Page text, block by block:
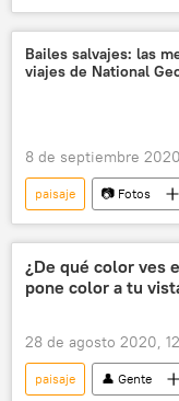
Uruguay
ceguera
Bailes salvajes: las
viajes de National
8 de septiembre
paisaje 📷 Fotos
National Geographic
fotografía
¿De qué color ves
pone color a tu
28 de agosto 2020,
paisaje 👤 Gente